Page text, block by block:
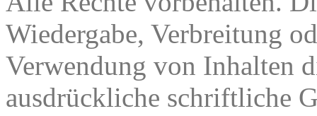
Wiedergabe, Verbreitung
Verwendung von Inhalten
ausdrückliche schriftliche